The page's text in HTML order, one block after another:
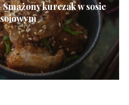
kurczak w sosie
sojowym